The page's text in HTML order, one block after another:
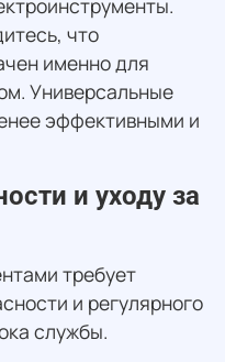
что
именно для
Универсальные
эффективными и
и уходу за
требует
и регулярного
службы.